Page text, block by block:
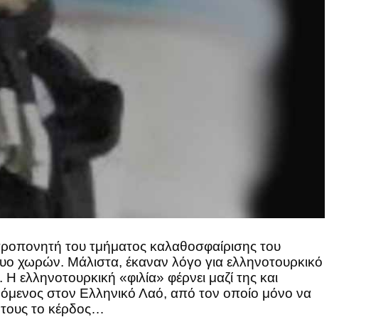
του τμήματος καλαθοσφαίρισης του
χωρών. Μάλιστα, έκαναν λόγο για ελληνοτουρκικό
«φιλία» φέρνει μαζί της και
στον Ελληνικό Λαό, από τον οποίο μόνο να
τους το κέρδος…